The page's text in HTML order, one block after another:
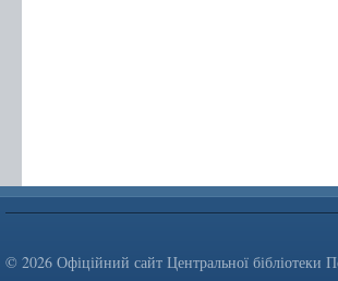
© 2026 Офіційний сайт Центральної бібліотеки